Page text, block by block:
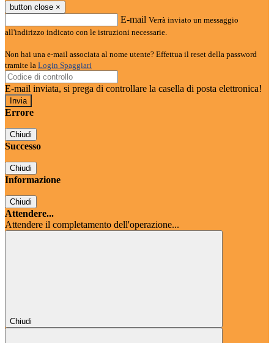
button close ×
E-mail Verrà inviato un messaggio
all'indirizzo indicato con le istruzioni necessarie.
Non hai una e-mail associata al nome utente? Effettua il reset della password
tramite la Login Spaggiari
E-mail inviata, si prega di controllare la casella di posta elettronica!
Errore
Chiudi
Successo
Chiudi
Informazione
Chiudi
Attendere...
Attendere il completamento dell'operazione...
Chiudi